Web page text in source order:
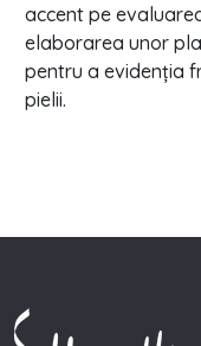
accent pe
elaborarea unor
pentru a evidenția
pielii.